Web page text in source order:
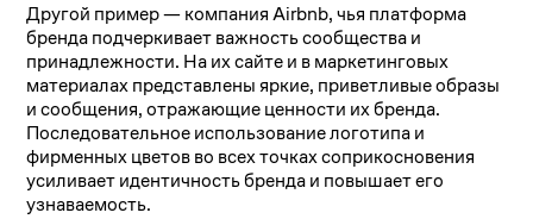
Другой пример — компания Airbnb, чья платформа
бренда подчеркивает важность сообщества и
принадлежности. На их сайте и в маркетинговых
материалах представлены яркие, приветливые образы
и сообщения, отражающие ценности их бренда.
Последовательное использование логотипа и
фирменных цветов во всех точках соприкосновения
усиливает идентичность бренда и повышает его
узнаваемость.